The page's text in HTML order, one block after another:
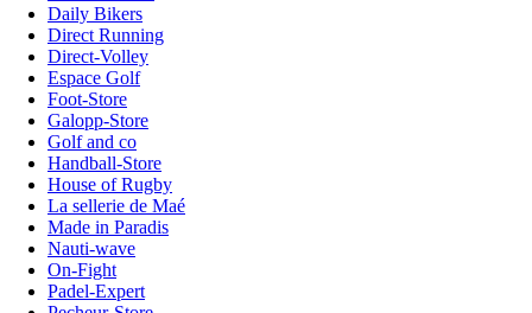
Daily Bikers
Direct Running
Direct-Volley
Espace Golf
Foot-Store
Galopp-Store
Golf and co
Handball-Store
House of Rugby
La sellerie de Maé
Made in Paradis
Nauti-wave
On-Fight
Padel-Expert